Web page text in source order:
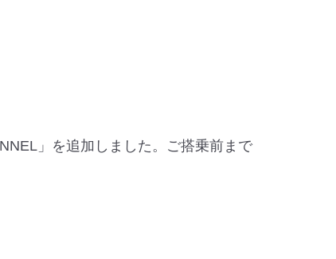
」を追加しました。ご搭乗前まで